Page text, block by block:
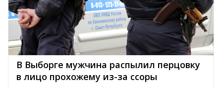
В Выборге мужчина распылил перцовку
в лицо прохожему из-за ссоры